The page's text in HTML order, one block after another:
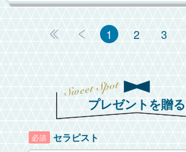
1 2 3
プレゼントを贈る
必須 セラピスト